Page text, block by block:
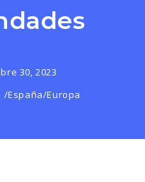
30, 2023
/España/Europa